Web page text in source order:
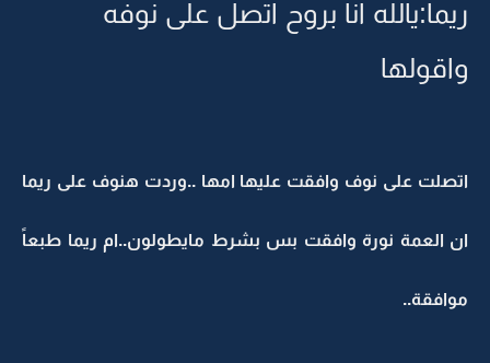
ريما:يالله انا بروح اتصل على نوفه
واقولها
اتصلت على نوف وافقت عليها امها ..وردت هنوف على ريما
ان العمة نورة وافقت بس بشرط مايطولون..ام ريما طبعاً
موافقة..